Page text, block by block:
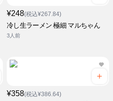
¥248(税込¥267.84)
冷し生ラーメン 極細 マルちゃん
3人前
¥358(税込¥386.64)